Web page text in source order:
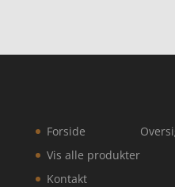
Forside
Vis alle produkter
Kontakt